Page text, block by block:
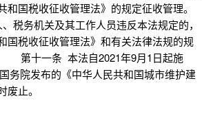
和国税收征收管理法》的规定征收管理。
务机关及其工作人员违反本法规定的，
国税收征收管理法》和有关法律法规的规
第十一条 本法自2021年9月1日起施
务院发布的《中华人民共和国城市维护建
止。